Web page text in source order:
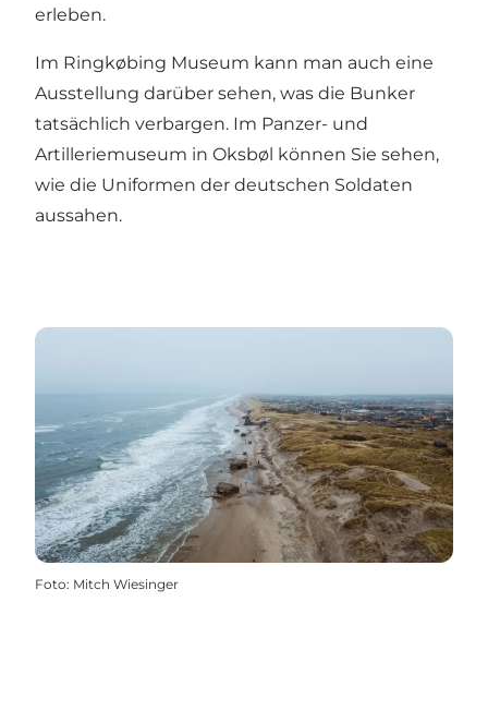
erleben.
Im Ringkøbing Museum kann man auch eine
Ausstellung darüber sehen, was die Bunker
tatsächlich verbargen. Im Panzer- und
Artilleriemuseum in Oksbøl können Sie sehen,
wie die Uniformen der deutschen Soldaten
aussahen.
Foto: Mitch Wiesinger